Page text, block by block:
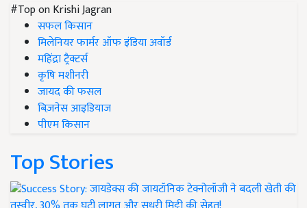
#Top on Krishi Jagran
सफल किसान
मिलेनियर फार्मर ऑफ इंडिया अवॉर्ड
महिंद्रा ट्रैक्टर्स
कृषि मशीनरी
जायद की फसल
बिज़नेस आइडियाज
पीएम किसान
Top Stories